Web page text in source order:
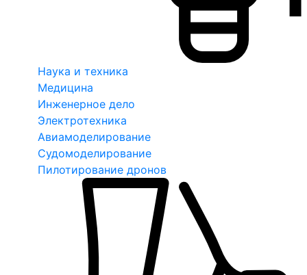
Наука и техника
Медицина
Инженерное дело
Электротехника
Авиамоделирование
Судомоделирование
Пилотирование дронов